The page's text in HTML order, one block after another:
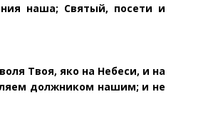
наша; Святый, посети и
Твоя, яко на Небеси, и на
должником нашим; и не